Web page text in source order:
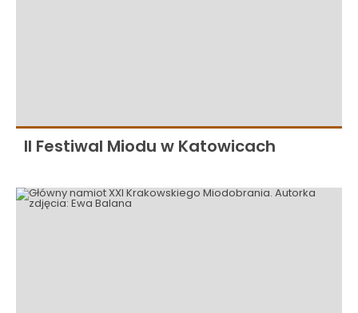
II Festiwal Miodu w Katowicach